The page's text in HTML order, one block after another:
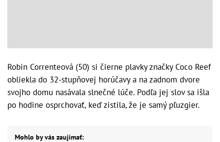
Robin Correnteová (50) si čierne plavky značky Coco Reef
obliekla do 32-stupňovej horúčavy a na zadnom dvore
svojho domu nasávala slnečné lúče. Podľa jej slov sa išla
po hodine osprchovať, keď zistila, že je samý pľuzgier.
Mohlo by vás zaujímať: